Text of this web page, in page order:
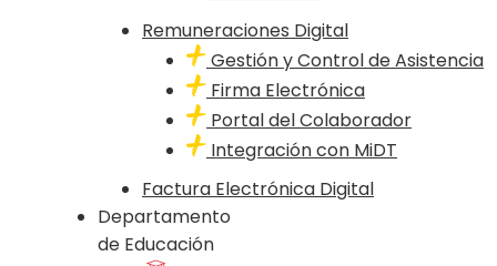
Remuneraciones Digital
Gestión y Control de Asistencia
Firma Electrónica
Portal del Colaborador
Integración con MiDT
Factura Electrónica Digital
Departamento
de Educación